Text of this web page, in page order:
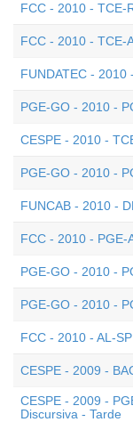
FCC - 2010 - TCE-
FCC - 2010 - TCE-
FUNDATEC - 2010
PGE-GO - 2010 -
CESPE - 2010 -
PGE-GO - 2010 -
FUNCAB - 2010 -
FCC - 2010 - PGE-
PGE-GO - 2010 -
PGE-GO - 2010 -
FCC - 2010 - AL-
CESPE - 2009 -
CESPE - 2009 -
Discursiva - Tarde